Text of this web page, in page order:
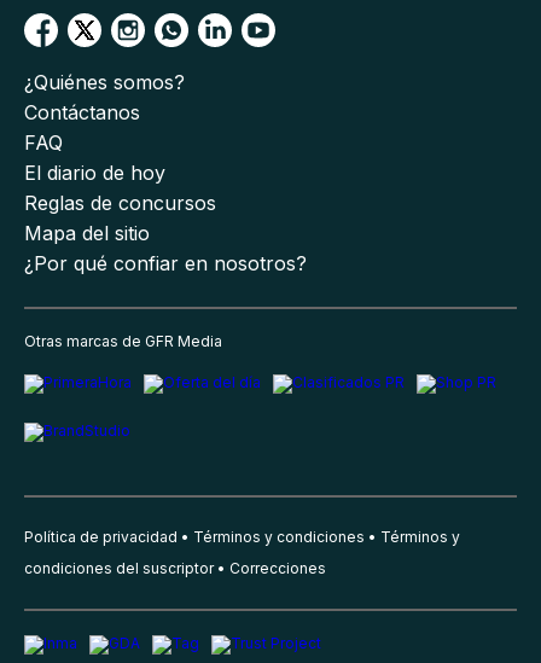
¿Quiénes somos?
Contáctanos
FAQ
El diario de hoy
Reglas de concursos
Mapa del sitio
¿Por qué confiar en nosotros?
Otras marcas de GFR Media
Política de privacidad Términos y condiciones
Términos y
condiciones del suscriptor
Correcciones